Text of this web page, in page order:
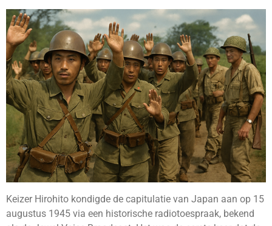
Keizer Hirohito kondigde de capitulatie van Japan aan op 15
augustus 1945 via een historische radiotoespraak, bekend